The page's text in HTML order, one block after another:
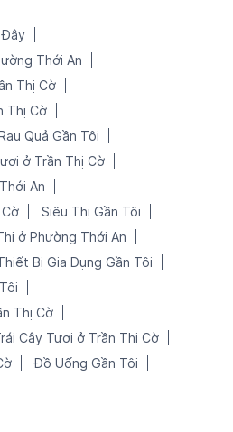
Đây
Thới An
Thị Cờ
Thị Cờ
Quả Gần Tôi
ở Trần Thị Cờ
An
Siêu Thị Gần Tôi
ở Phường Thới An
Bị Gia Dụng Gần Tôi
Thị Cờ
Cây Tươi ở Trần Thị Cờ
Đồ Uống Gần Tôi